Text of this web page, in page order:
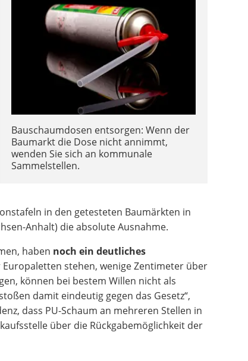
Bauschaumdosen entsorgen: Wenn der
Baumarkt die Dose nicht annimmt,
wenden Sie sich an kommunale
Sammelstellen.
in den getesteten Baumärkten in
Anhalt) die absolute Ausnahme.
haben noch ein deutliches
stehen, wenige Zentimeter über
können bei bestem Willen nicht als
damit eindeutig gegen das Gesetz“,
dass PU-Schaum an mehreren Stellen in
über die Rückgabemöglichkeit der